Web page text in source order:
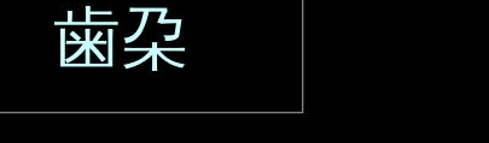
歯朶